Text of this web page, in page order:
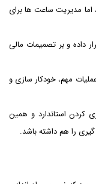
اما مدیریت ساعت ها برای
داده و بر تصمیمات مالی
مهم، خودکار سازی و
کردن استاندارد و همین
را هم داشته باشد.